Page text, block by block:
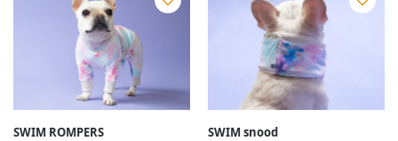
SWIM ROMPERS SWIM snood